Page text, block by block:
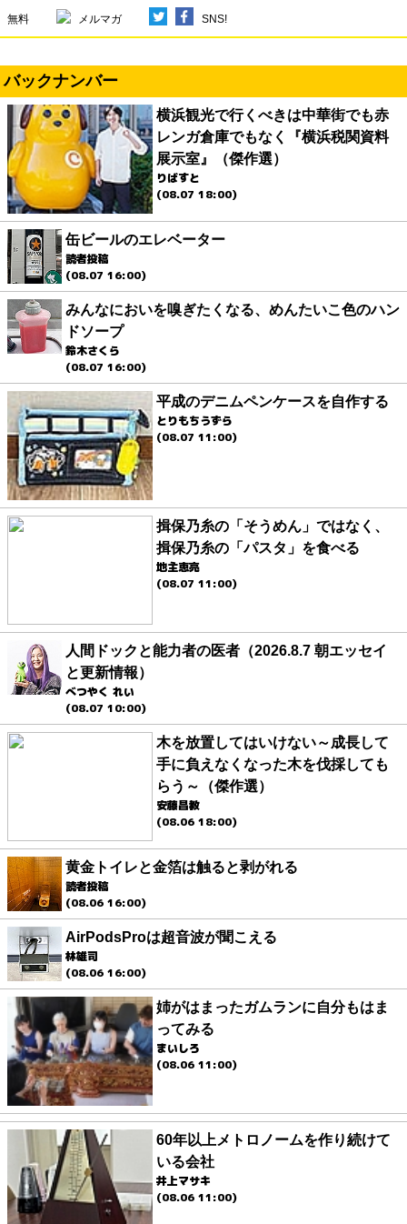
無料 メルマガ SNS!
バックナンバー
横浜観光で行くべきは中華街でも赤
レンガ倉庫でもなく『横浜税関資料
展示室』（傑作選）
りばすと
(08.07 18:00)
缶ビールのエレベーター
読者投稿
(08.07 16:00)
みんなにおいを嗅ぎたくなる、めんたいこ色のハン
ドソープ
鈴木さくら
(08.07 16:00)
平成のデニムペンケースを自作する
とりもちうずら
(08.07 11:00)
揖保乃糸の「そうめん」ではなく、
揖保乃糸の「パスタ」を食べる
地主恵亮
(08.07 11:00)
人間ドックと能力者の医者（2026.8.7 朝エッセイ
と更新情報）
べつやく れい
(08.07 10:00)
木を放置してはいけない～成長して
手に負えなくなった木を伐採しても
らう～（傑作選）
安藤昌教
(08.06 18:00)
黄金トイレと金箔は触ると剥がれる
読者投稿
(08.06 16:00)
AirPodsProは超音波が聞こえる
林雄司
(08.06 16:00)
姉がはまったガムランに自分もはま
ってみる
まいしろ
(08.06 11:00)
60年以上メトロノームを作り続けて
いる会社
井上マサキ
(08.06 11:00)